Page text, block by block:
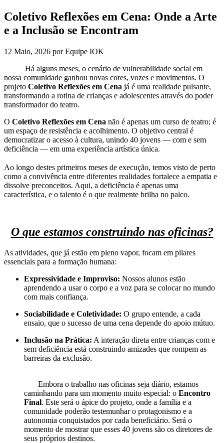
Coletivo Reflexões em Cena: Onde a Arte
e a Inclusão se Encontram
12 Maio, 2026 por Equipe IOK
Há alguns meses, o cenário de vulnerabilidade social em
nossa comunidade ganhou novas cores, vozes e movimentos. O
projeto Coletivo Reflexões em Cena já é uma realidade pulsante,
transformando a rotina de crianças e adolescentes através do poder
transformador do teatro.
O Coletivo Reflexões em Cena não é apenas um curso de teatro; é
um espaço de resistência e acolhimento. O objetivo central é
democratizar o acesso à cultura, unindo 40 jovens — com e sem
deficiência — em uma experiência artística única.
Ao longo destes primeiros meses de execução, temos visto de perto
como a convivência entre diferentes realidades fortalece a empatia e
dissolve preconceitos. Aqui, a deficiência é apenas uma
característica, e o talento é o que realmente brilha no palco.
O que estamos construindo nas oficinas?
As atividades, que já estão em pleno vapor, focam em pilares
essenciais para a formação humana:
Expressividade e Improviso: Nossos alunos estão
aprendendo a usar o corpo e a voz para se colocar no mundo
com mais confiança.
Sociabilidade e Coletividade: O grupo entende, a cada
ensaio, que o sucesso de uma cena depende do apoio mútuo.
Inclusão na Prática: A interação direta entre crianças com e
sem deficiência está construindo amizades que rompem as
barreiras da exclusão.
Embora o trabalho nas oficinas seja diário, estamos
caminhando para um momento muito especial: o Encontro
Final. Este será o ápice do projeto, onde a família e a
comunidade poderão testemunhar o protagonismo e a
autonomia conquistados por cada beneficiário. Será o
momento de mostrar que esses 40 jovens são os diretores de
seus próprios destinos.